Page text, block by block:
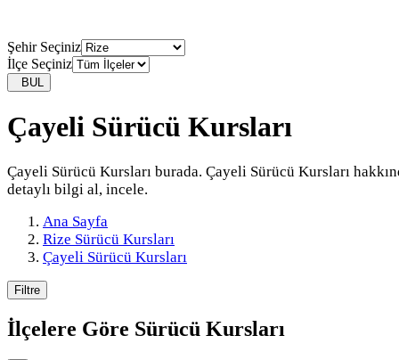
Şehir Seçiniz
İlçe Seçiniz
BUL
Çayeli Sürücü Kursları
Çayeli Sürücü Kursları burada. Çayeli Sürücü Kursları
detaylı bilgi al, incele.
Ana Sayfa
Rize Sürücü Kursları
Çayeli Sürücü Kursları
Filtre
İlçelere Göre Sürücü Kursları